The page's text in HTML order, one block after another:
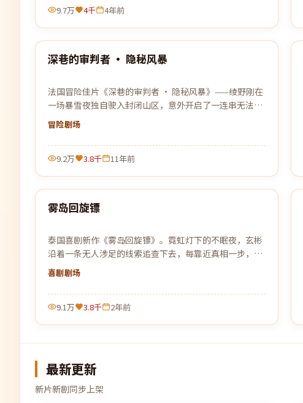
9.7万 4千 4年前
热门
99:40
深巷的审判者 · 隐秘风暴
法国冒险佳片《深巷的审判者 · 隐秘风暴》——绫野刚在
一场暴雪夜独自驶入封闭山区，意外开启了一连串无法被
解释的事件。
冒险剧场
9.2万 3.8千 11年前
热门
雾岛回旋镖
泰国喜剧新作《雾岛回旋镖》。霓虹灯下的不眠夜，玄彬
沿着一条无人涉足的线索追查下去，每靠近真相一步，黑
暗就更加贴近。
喜剧剧场
9.1万 3.8千 2年前
最新更新
新片新剧同步上架